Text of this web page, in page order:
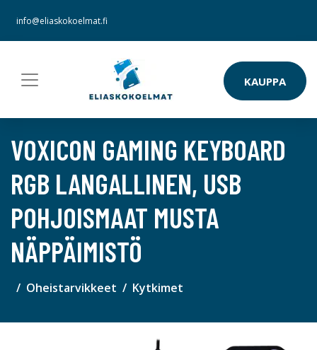
info@eliaskokoelmat.fi
KAUPPA
VOXICON GAMING KEYBOARD
RGB LANGALLINEN, USB
POHJOISMAAT MUSTA
NÄPPÄIMISTÖ
Oheistarvikkeet Kytkimet